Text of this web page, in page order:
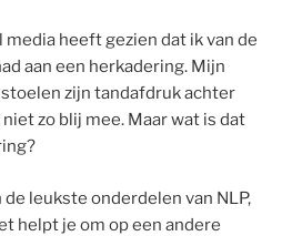
heeft gezien dat ik van de
aan een herkadering. Mijn
zijn tandafdruk achter
zo blij mee. Maar wat is dat
leukste onderdelen van NLP,
helpt je om op een andere